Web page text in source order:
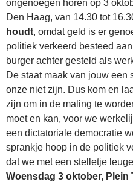
ongenoegen horen op 3
Den Haag, van 14.30 tot
houdt, omdat geld is er
politiek verkeerd besteed
burger achter gesteld als
De staat maak van jouw een
onze niet zijn. Dus kom en
zijn om in de maling te
moet en kan, voor we
een dictatoriale democratie
sprankje hoop in de politiek
dat we met een stelletje
Woensdag 3 oktober, Plein